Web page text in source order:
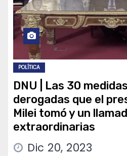
POLÍTICA
DNU | Las 30
derogadas que el
Milei tomó y un
extraordinarias
Dic 20, 2023